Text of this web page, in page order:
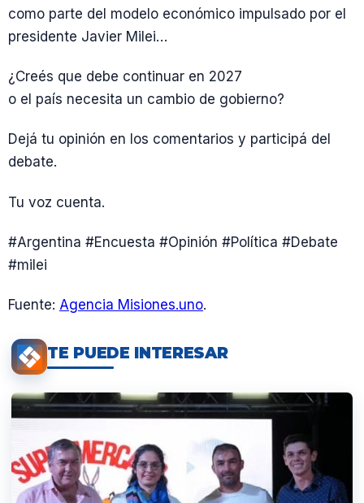
como parte del modelo económico impulsado por el
presidente Javier Milei…
¿Creés que debe continuar en 2027
o el país necesita un cambio de gobierno?
Dejá tu opinión en los comentarios y participá del
debate.
Tu voz cuenta.
#Argentina #Encuesta #Opinión #Política #Debate
#milei
Fuente: Agencia Misiones.uno.
TE PUEDE INTERESAR